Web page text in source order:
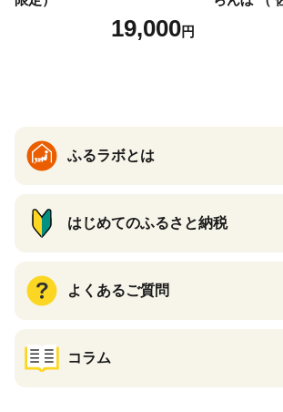
19,000円
） ご家庭
26年6月
ふるラボとは
はじめてのふるさと納税
よくあるご質問
コラム